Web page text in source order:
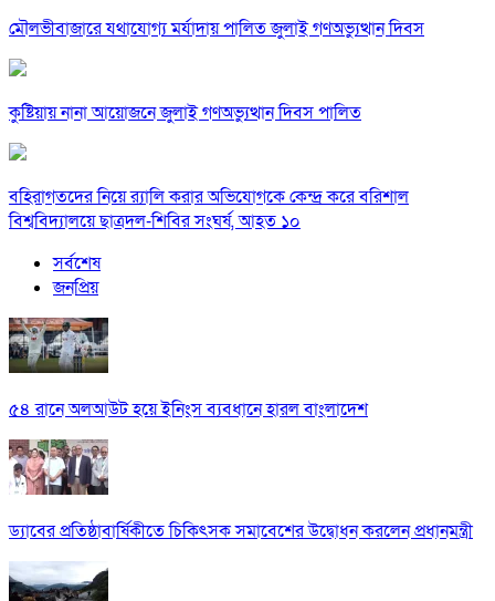
মৌলভীবাজারে যথাযোগ্য মর্যাদায় পালিত জুলাই গণঅভ্যুত্থান দিবস
কুষ্টিয়ায় নানা আয়োজনে জুলাই গণঅভ্যুত্থান দিবস পালিত
বহিরাগতদের নিয়ে র‍্যালি করার অভিযোগকে কেন্দ্র করে বরিশাল
বিশ্ববিদ্যালয়ে ছাত্রদল-শিবির সংঘর্ষ, আহত ১০
সর্বশেষ
জনপ্রিয়
৫৪ রানে অলআউট হয়ে ইনিংস ব্যবধানে হারল বাংলাদেশ
ড্যাবের প্রতিষ্ঠাবার্ষিকীতে চিকিৎসক সমাবেশের উদ্বোধন করলেন প্রধানমন্ত্রী